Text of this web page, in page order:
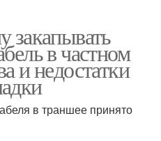
закапывать
в частном
и недостатки
в траншее принято